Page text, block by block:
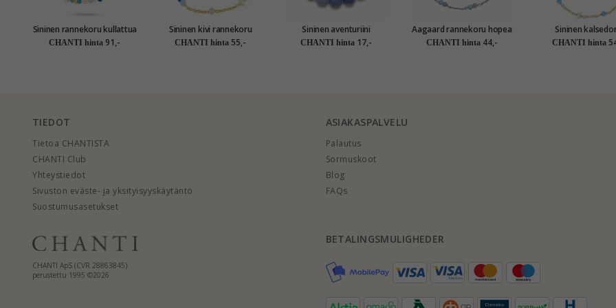
Sininen rannekoru kullattua
hopeaa - Loom Stones
CHANTI hinta 91,-
Sininen kivi rannekoru
kullattua hopeaa x 4,5 mm
CHANTI hinta 55,-
Sininen aventuriini
rannekoru kullattu teräs -
CHANTI hinta 17,-
Aagaard rannekoru hopea
lila ametisti sininen kvartsi
CHANTI hinta 44,-
Sininen
rannekoru
CHANTI hinta
TIEDOT
Tietoa CHANTISTA
CHANTI Club
Yhteystiedot
Sivuston eväste- ja yksityisyyskäytäntö
Suostumusasetukset
ASIAKASPALVELU
Palautus
Sormuskoot
Blog
FAQs
CHANTI ApS (CVR 28863845)
perustettu 1995 ©2026
BETALINGSMULIGHEDER